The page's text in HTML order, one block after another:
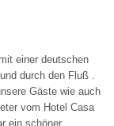
einer deutschen
durch den Fluß .
Gäste wie auch
vom Hotel Casa
ein schöner